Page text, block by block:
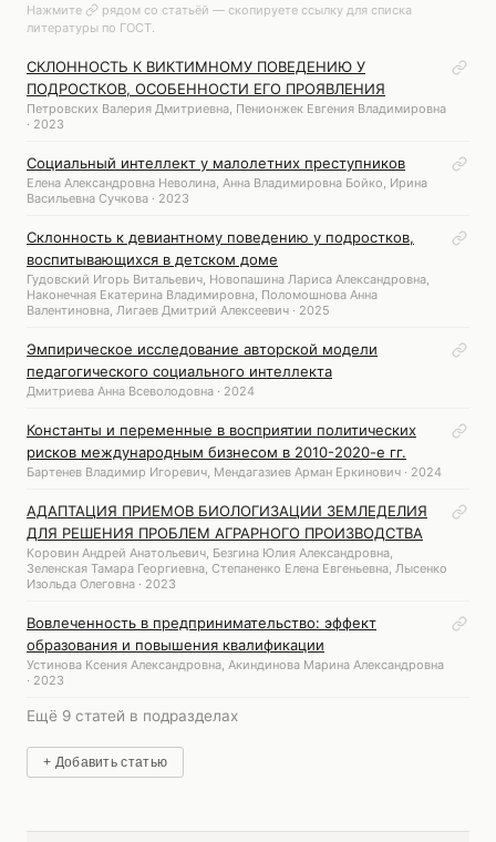
Нажмите
рядом со статьёй — скопируете ссылку для списка
литературы по ГОСТ.
СКЛОННОСТЬ К ВИКТИМНОМУ ПОВЕДЕНИЮ У
ПОДРОСТКОВ, ОСОБЕННОСТИ ЕГО ПРОЯВЛЕНИЯ
Петровских Валерия Дмитриевна, Пенионжек Евгения Владимировна
· 2023
Социальный интеллект у малолетних преступников
Елена Александровна Неволина, Анна Владимировна Бойко, Ирина
Васильевна Сучкова · 2023
Склонность к девиантному поведению у подростков,
воспитывающихся в детском доме
Гудовский Игорь Витальевич, Новопашина Лариса Александровна,
Наконечная Екатерина Владимировна, Поломошнова Анна
Валентиновна, Лигаев Дмитрий Алексеевич · 2025
Эмпирическое исследование авторской модели
педагогического социального интеллекта
Дмитриева Анна Всеволодовна · 2024
Константы и переменные в восприятии политических
рисков международным бизнесом в 2010-2020-е гг.
Бартенев Владимир Игоревич, Мендагазиев Арман Еркинович · 2024
АДАПТАЦИЯ ПРИЕМОВ БИОЛОГИЗАЦИИ ЗЕМЛЕДЕЛИЯ
ДЛЯ РЕШЕНИЯ ПРОБЛЕМ АГРАРНОГО ПРОИЗВОДСТВА
Коровин Андрей Анатольевич, Безгина Юлия Александровна,
Зеленская Тамара Георгиевна, Степаненко Елена Евгеньевна, Лысенко
Изольда Олеговна · 2023
Вовлеченность в предпринимательство: эффект
образования и повышения квалификации
Устинова Ксения Александровна, Акиндинова Марина Александровна
· 2023
Ещё 9 статей в подразделах
+ Добавить статью